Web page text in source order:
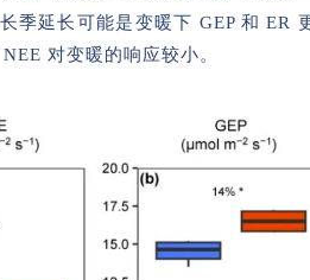
季延长可能是变暖下 GEP 和 ER
对变暖的响应较小。